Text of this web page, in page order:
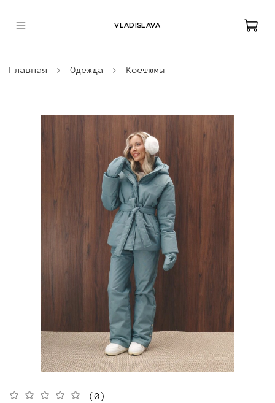
VLADISLAVA
Главная Одежда Костюмы
(0)